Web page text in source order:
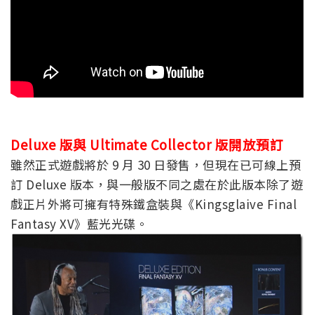
Deluxe 版與 Ultimate Collector 版開放預訂
雖然正式遊戲將於 9 月 30 日發售，但現在已可線上預
訂 Deluxe 版本，與一般版不同之處在於此版本除了遊
戲正片外將可擁有特殊鐵盒裝與《Kingsglaive Final
Fantasy XV》藍光光碟。